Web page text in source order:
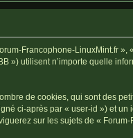
Francophone-LinuxMint.fr »,
») utilisent n’importe quelle
de cookies, qui sont des
ci-après par « user-id ») et un
sur les sujets de «